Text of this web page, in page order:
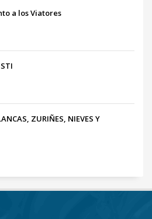
a los Viatores
ZURIÑES, NIEVES Y